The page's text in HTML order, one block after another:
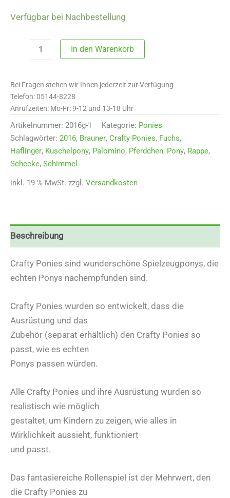
Verfügbar bei Nachbestellung
Menge
In den Warenkorb
Bei Fragen stehen wir Ihnen jederzeit zur Verfügung
Telefon: 05144-8228
Anrufzeiten: Mo-Fr: 9-12 und 13-18 Uhr
Artikelnummer: 2016g-1 Kategorie: Ponies
Schlagwörter: 2016, Brauner, Crafty Ponies, Fuchs,
Haflinger, Kuschelpony, Palomino, Pferdchen, Pony, Rappe,
Schecke, Schimmel
inkl. 19 % MwSt. zzgl. Versandkosten
Beschreibung
Crafty Ponies sind wunderschöne Spielzeugponys, die
echten Ponys nachempfunden sind.
Crafty Ponies wurden so entwickelt, dass die
Ausrüstung und das
Zubehör (separat erhältlich) den Crafty Ponies so
passt, wie es echten
Ponys passen würden.
Alle Crafty Ponies und ihre Ausrüstung wurden so
realistisch wie möglich
gestaltet, um Kindern zu zeigen, wie alles in
Wirklichkeit aussieht, funktioniert
und passt.
Das fantasiereiche Rollenspiel ist der Mehrwert, den
die Crafty Ponies zu